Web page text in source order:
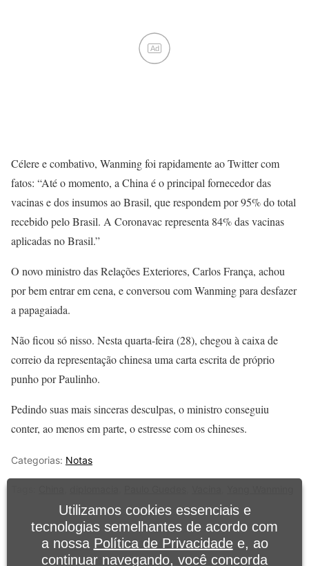
Ad
Célere e combativo, Wanming foi rapidamente ao Twitter com
fatos: “Até o momento, a China é o principal fornecedor das
vacinas e dos insumos ao Brasil, que respondem por 95% do total
recebido pelo Brasil. A Coronavac representa 84% das vacinas
aplicadas no Brasil.”
O novo ministro das Relações Exteriores, Carlos França, achou
por bem entrar em cena, e conversou com Wanming para desfazer
a papagaiada.
Não ficou só nisso. Nesta quarta-feira (28), chegou à caixa de
correio da representação chinesa uma carta escrita de próprio
punho por Paulinho.
Pedindo suas mais sinceras desculpas, o ministro conseguiu
conter, ao menos em parte, o estresse com os chineses.
Categorias: Notas
Ad
Utilizamos cookies essenciais e
tecnologias semelhantes de acordo com
a nossa Política de Privacidadee, ao
continuar navegando, você concorda